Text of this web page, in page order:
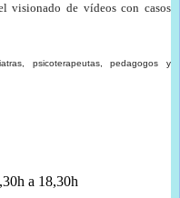
visionado de vídeos con casos
psicoterapeutas, pedagogos y
a 18,30h